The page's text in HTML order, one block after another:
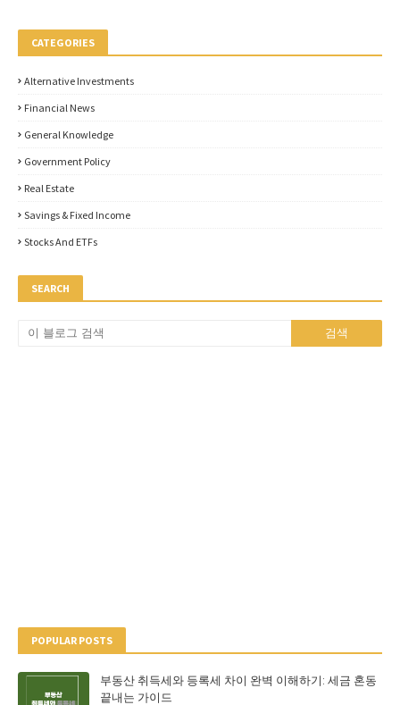
CATEGORIES
Alternative Investments
Financial News
General Knowledge
Government Policy
Real Estate
Savings & Fixed Income
Stocks And ETFs
SEARCH
POPULAR POSTS
부동산 취득세와 등록세 차이 완벽 이해하기: 세금 혼동
끝내는 가이드